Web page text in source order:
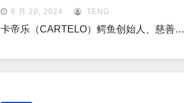
6 月 20, 2024 TENG
卡帝乐（CARTELO）鳄鱼创始人、慈善…